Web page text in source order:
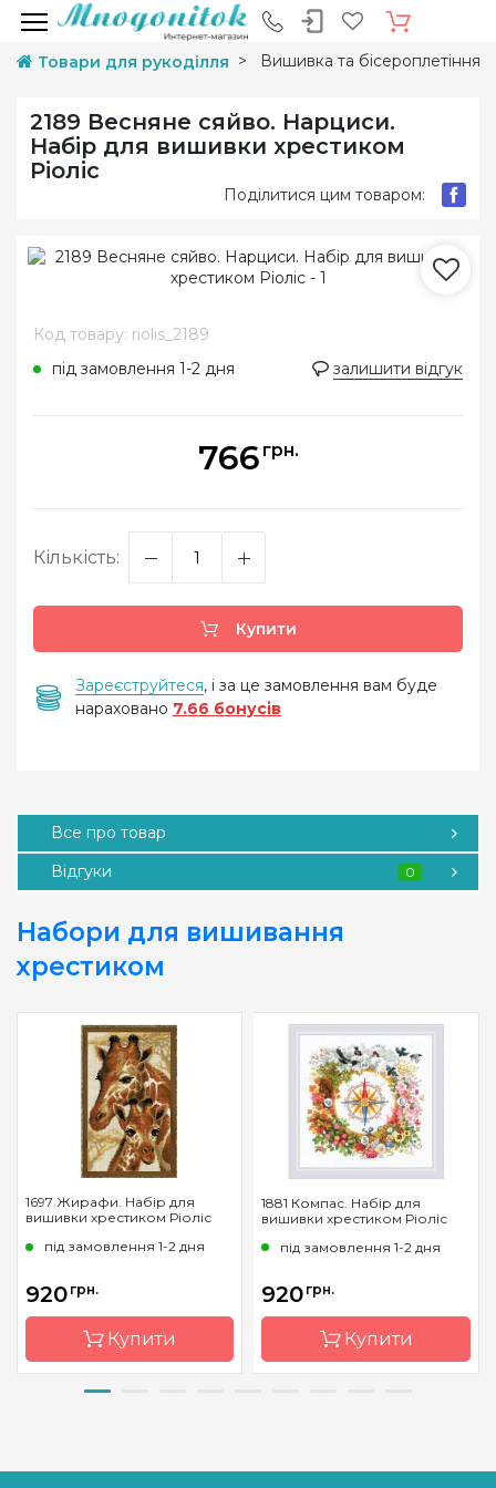
Товари для рукоділля Вишивка та бісероплетіння
2189 Весняне сяйво. Нарциси.
Набір для вишивки хрестиком
Ріоліс
Поділитися цим товаром:
Код товару: riolis_2189
під замовлення 1-2 дня
залишити відгук
766 грн.
Кількість:
Купити
Зареєструйтеся, і за це замовлення вам буде
нараховано 7.66 бонусів
Все про товар
Відгуки
0
Набори для вишивання
хрестиком
1697 Жирафи. Набір для
вишивки хрестиком Ріоліс
під замовлення 1-2 дня
920 грн.
Купити
Країна
Литва
1881 Компас. Набір для
вишивки хрестиком Ріоліс
під замовлення 1-2 дня
920 грн.
Купити
Країна
Литва